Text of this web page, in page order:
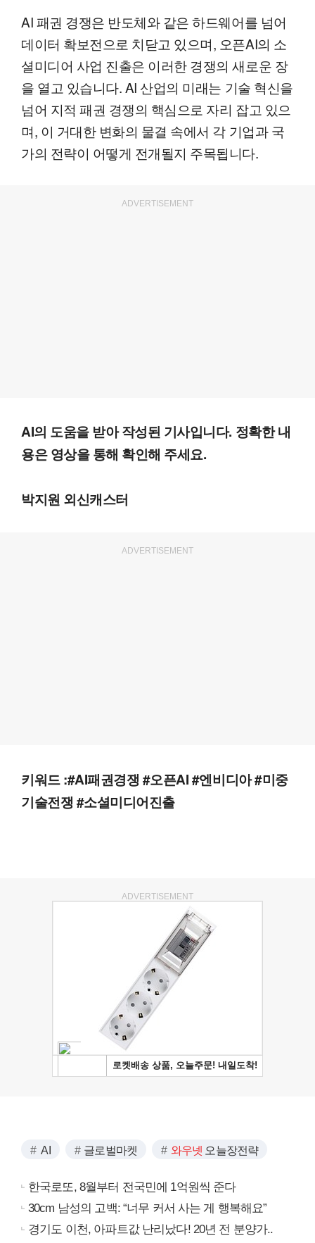
AI 패권 경쟁은 반도체와 같은 하드웨어를 넘어
데이터 확보전으로 치닫고 있으며, 오픈AI의 소
셜미디어 사업 진출은 이러한 경쟁의 새로운 장
을 열고 있습니다. AI 산업의 미래는 기술 혁신을
넘어 지적 패권 경쟁의 핵심으로 자리 잡고 있으
며, 이 거대한 변화의 물결 속에서 각 기업과 국
가의 전략이 어떻게 전개될지 주목됩니다.
ADVERTISEMENT
AI의 도움을 받아 작성된 기사입니다. 정확한 내
용은 영상을 통해 확인해 주세요.
박지원 외신캐스터
ADVERTISEMENT
키워드 :#AI패권경쟁 #오픈AI #엔비디아 #미중
기술전쟁 #소셜미디어진출
ADVERTISEMENT
AI 글로벌마켓 와우넷 오늘장전략
한국로또, 8월부터 전국민에 1억원씩 준다
30cm 남성의 고백: “너무 커서 사는 게 행복해요”
경기도 이천, 아파트값 난리났다! 20년 전 분양가..